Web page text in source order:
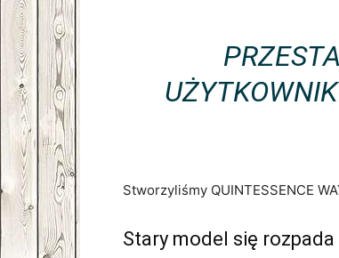
Stworzyliśmy QUINTESSENCE
Stary model się rozpada